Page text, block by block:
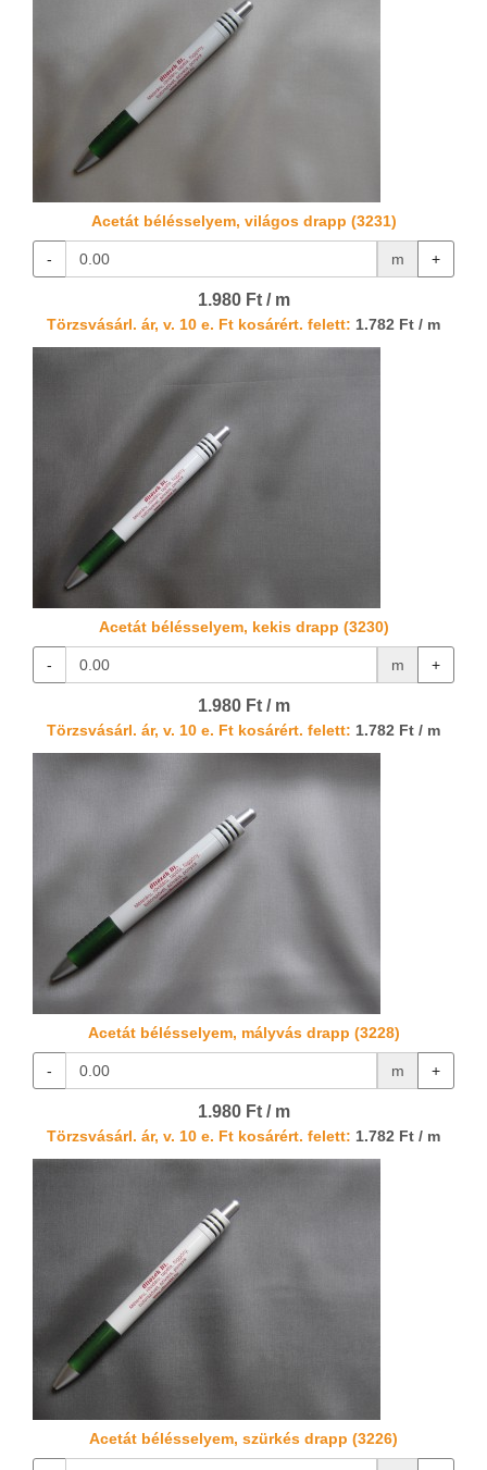
Acetát bélésselyem, világos drapp (3231)
- m +
1.980 Ft / m
Törzsvásárl. ár, v. 10 e. Ft kosárért. felett: 1.782 Ft / m
Acetát bélésselyem, kekis drapp (3230)
- m +
1.980 Ft / m
Törzsvásárl. ár, v. 10 e. Ft kosárért. felett: 1.782 Ft / m
Acetát bélésselyem, mályvás drapp (3228)
- m +
1.980 Ft / m
Törzsvásárl. ár, v. 10 e. Ft kosárért. felett: 1.782 Ft / m
Acetát bélésselyem, szürkés drapp (3226)